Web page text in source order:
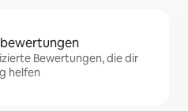
Bewertungen, die dir
helfen